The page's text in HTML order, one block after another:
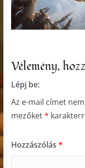
Vélemény,
Lépj be:
Az e-mail címet
mezőket*
Hozzászólás *